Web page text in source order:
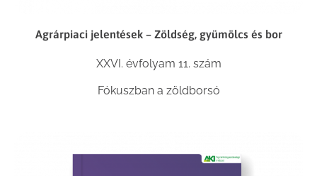
Agrárpiaci jelentések – Zöldség, gyümölcs és bor
XXVI. évfolyam 11. szám
Fókuszban a zöldborsó